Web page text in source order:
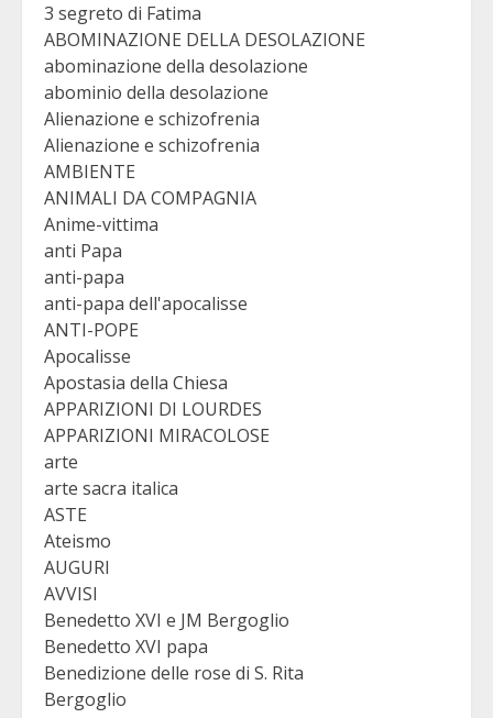
3 segreto di Fatima
ABOMINAZIONE DELLA DESOLAZIONE
abominazione della desolazione
abominio della desolazione
Alienazione e schizofrenia
Alienazione e schizofrenia
AMBIENTE
ANIMALI DA COMPAGNIA
Anime-vittima
anti Papa
anti-papa
anti-papa dell'apocalisse
ANTI-POPE
Apocalisse
Apostasia della Chiesa
APPARIZIONI DI LOURDES
APPARIZIONI MIRACOLOSE
arte
arte sacra italica
ASTE
Ateismo
AUGURI
AVVISI
Benedetto XVI e JM Bergoglio
Benedetto XVI papa
Benedizione delle rose di S. Rita
Bergoglio